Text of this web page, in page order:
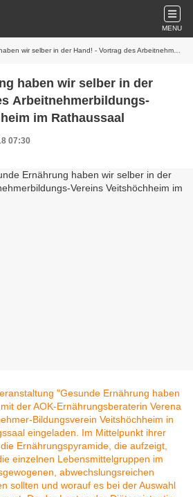
MENU
der Hand! - Vortrag des Arbeitnehmerbildungs-Vereins Veitshöchheim im Rathaussaal
haben wir selber in der
Arbeitnehmerbildungs-
im Rathaussaal
07:30